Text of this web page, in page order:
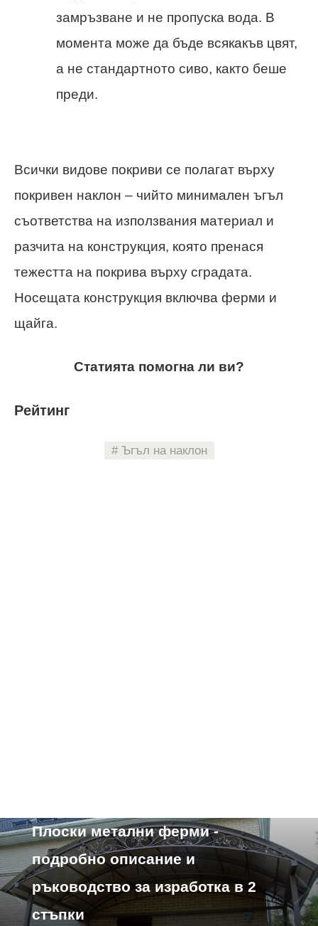
замръзване и не пропуска вода. В
момента може да бъде всякакъв цвят,
а не стандартното сиво, както беше
преди.
Всички видове покриви се полагат върху
покривен наклон – чийто минимален ъгъл
съответства на използвания материал и
разчита на конструкция, която пренася
тежестта на покрива върху сградата.
Носещата конструкция включва ферми и
щайга.
Статията помогна ли ви?
Рейтинг
Ъгъл на наклон
Плоски метални ферми -
подробно описание и
ръководство за изработка в 2
стъпки